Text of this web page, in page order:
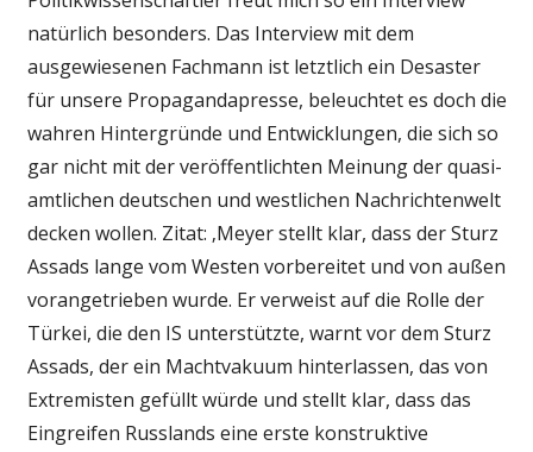
natürlich besonders. Das Interview mit dem
ausgewiesenen Fachmann ist letztlich ein Desaster
für unsere Propagandapresse, beleuchtet es doch die
wahren Hintergründe und Entwicklungen, die sich so
gar nicht mit der veröffentlichten Meinung der quasi-
amtlichen deutschen und westlichen Nachrichtenwelt
decken wollen. Zitat: ‚Meyer stellt klar, dass der Sturz
Assads lange vom Westen vorbereitet und von außen
vorangetrieben wurde. Er verweist auf die Rolle der
Türkei, die den IS unterstützte, warnt vor dem Sturz
Assads, der ein Machtvakuum hinterlassen, das von
Extremisten gefüllt würde und stellt klar, dass das
Eingreifen Russlands eine erste konstruktive